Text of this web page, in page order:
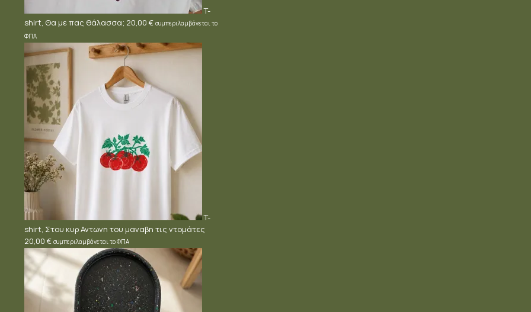
T-
shirt, Θα με πας θάλασσα; 20,00 € συμπεριλαμβάνεται το
ΦΠΑ
T-
shirt, Στου κυρ Αντωνη του μαναβη τις ντομάτες
20,00 € συμπεριλαμβάνεται το ΦΠΑ